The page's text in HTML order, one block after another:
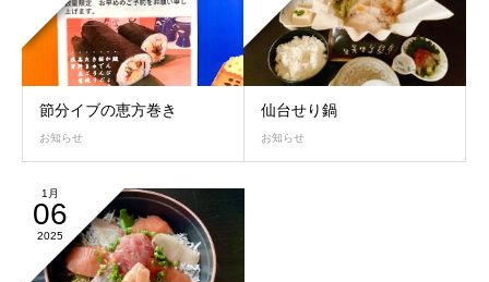
節分イブの恵方巻き
お知らせ
仙台せり鍋
お知らせ
1月
06
2025